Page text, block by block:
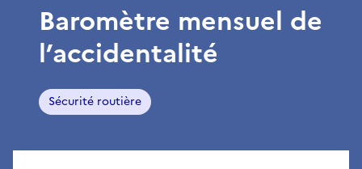
Baromètre mensuel de
l’accidentalité
Sécurité routière